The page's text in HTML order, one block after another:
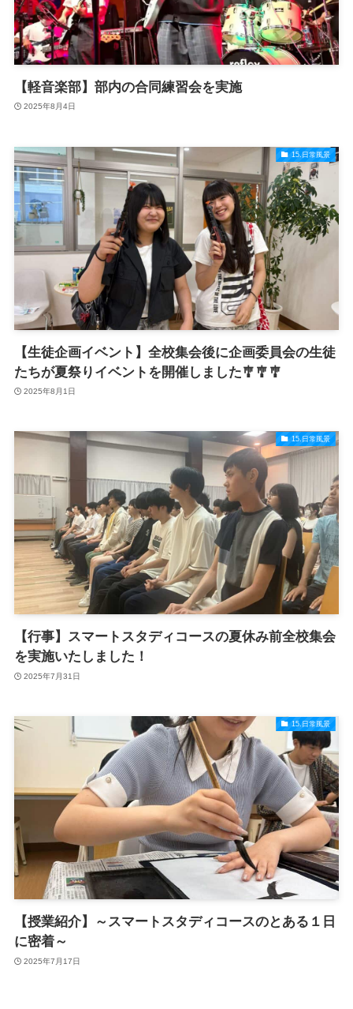
【軽音楽部】部内の合同練習会を実施
2025年8月4日
15.日常風景
【生徒企画イベント】全校集会後に企画委員会の生徒
たちが夏祭りイベントを開催しました🎐🎐🎐
2025年8月1日
15.日常風景
【行事】スマートスタディコースの夏休み前全校集会
を実施いたしました！
2025年7月31日
15.日常風景
【授業紹介】～スマートスタディコースのとある１日
に密着～
2025年7月17日